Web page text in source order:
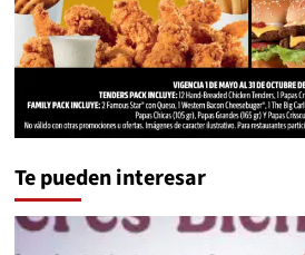
Te pueden interesar